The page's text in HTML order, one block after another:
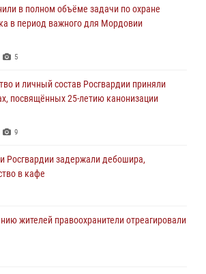
в полном объёме задачи по охране
в период важного для Мордовии
5
и личный состав Росгвардии приняли
посвящённых 25-летию канонизации
9
Росгвардии задержали дебошира,
в кафе
жителей правоохранители отреагировали